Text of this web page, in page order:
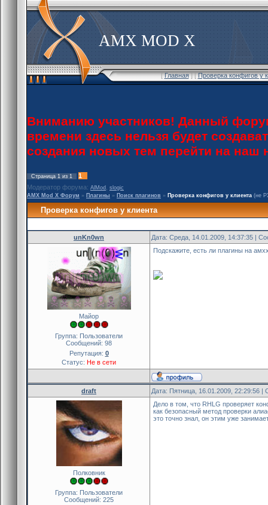
AMX MOD X
[Главная] [Проверка конфигов у
Вниманию участников! Данный
времени здесь нельзя будет
создания новых тем перейти на
Страница 1 из 1
1
Модератор форума: AlMod
slogic
AMX Mod X Форум » Плагины » Поиск плагинов » Проверка конфигов у клиента (не
Проверка конфигов у клиента
unKn0wn Дата: Среда, 14.01.2009, 14:37:35 |
Майор
Группа: Пользователи
Сообщений: 98
Репутация: 0
Статус: Не в сети
Подскажите, есть ли плагины на
draft Дата: Пятница, 16.01.2009, 22:29:56
Полковник
Группа: Пользователи
Сообщений: 225
Дело в том, что RHLG проверяет
как безопасный метод проверки
это точно знал, он этим уже